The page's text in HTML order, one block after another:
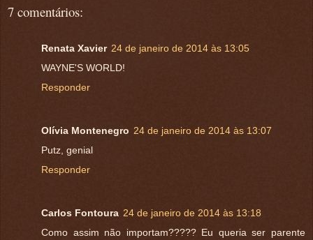
7 comentários:
Renata Xavier 24 de janeiro de 2014 às 13:05
WAYNE'S WORLD!
Responder
Olívia Montenegro 24 de janeiro de 2014 às 13:07
Putz, genial
Responder
Carlos Fontoura 24 de janeiro de 2014 às 13:18
Como assim não importam????? Eu queria ser parente